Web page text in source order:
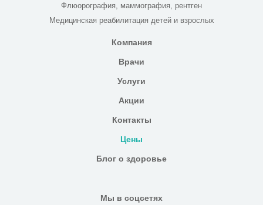
Флюорография, маммография, рентген
Медицинская реабилитация детей и взрослых
Компания
Врачи
Услуги
Акции
Контакты
Цены
Блог о здоровье
Мы в соцсетях